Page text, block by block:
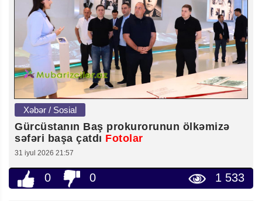
Xəbər / Sosial
Gürcüstanın Baş prokurorunun ölkəmizə
səfəri başa çatdı Fotolar
31 iyul 2026 21:57
0 0 1 533